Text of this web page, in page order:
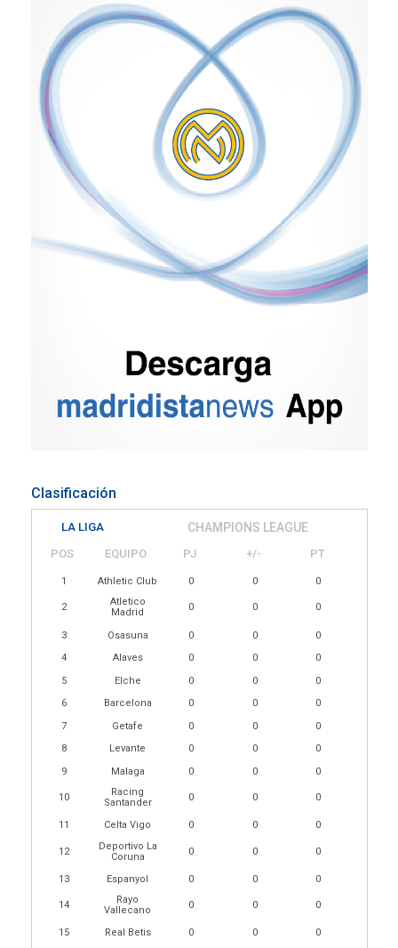
Clasificación
LA LIGA CHAMPIONS LEAGUE
POS EQUIPO PJ +/- PT
1 Athletic Club 0 0 0
2
Atletico
Madrid
0 0 0
3 Osasuna 0 0
0
4
Alaves 0 0
0
5
Elche 0 0
0
6
Barcelona 0 0
0
7
Getafe 0 0
0
8
Levante 0 0
0
9
Malaga 0 0 0
10
Racing
Santander
0 0 0
11 Celta Vigo 0 0 0
12
Deportivo La
Coruna
0 0 0
13 Espanyol 0 0 0
14
Rayo
Vallecano
0 0 0
15 Real Betis 0 0
0